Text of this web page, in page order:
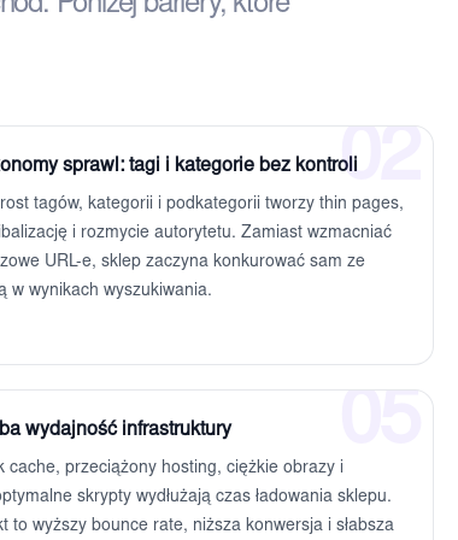
Poniżej bariery, które
02
sprawl: tagi i kategorie bez kontroli
tagów, kategorii i podkategorii tworzy thin pages,
i rozmycie autorytetu. Zamiast wzmacniać
URL-e, sklep zaczyna konkurować sam ze
w wynikach wyszukiwania.
wydajność infrastruktury
cache, przeciążony hosting, ciężkie obrazy i
skrypty wydłużają czas ładowania sklepu.
to wyższy bounce rate, niższa konwersja i słabsza